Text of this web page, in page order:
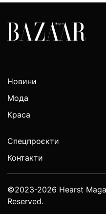
Новини
Мода
Краса
Спецпроєкти
Контакти
©2023-2026 Hearst
Reserved.